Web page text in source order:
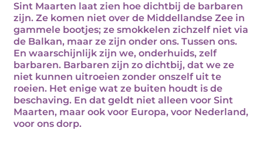
Sint Maarten laat zien hoe dichtbij de barbaren
zijn. Ze komen niet over de Middellandse Zee in
gammele bootjes; ze smokkelen zichzelf niet via
de Balkan, maar ze zijn onder ons. Tussen ons.
En waarschijnlijk zijn we, onderhuids, zelf
barbaren. Barbaren zijn zo dichtbij, dat we ze
niet kunnen uitroeien zonder onszelf uit te
roeien. Het enige wat ze buiten houdt is de
beschaving. En dat geldt niet alleen voor Sint
Maarten, maar ook voor Europa, voor Nederland,
voor ons dorp.